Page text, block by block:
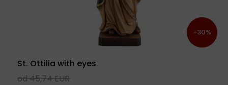
-30%
St. Ottilia with eyes
od 45,74 EUR